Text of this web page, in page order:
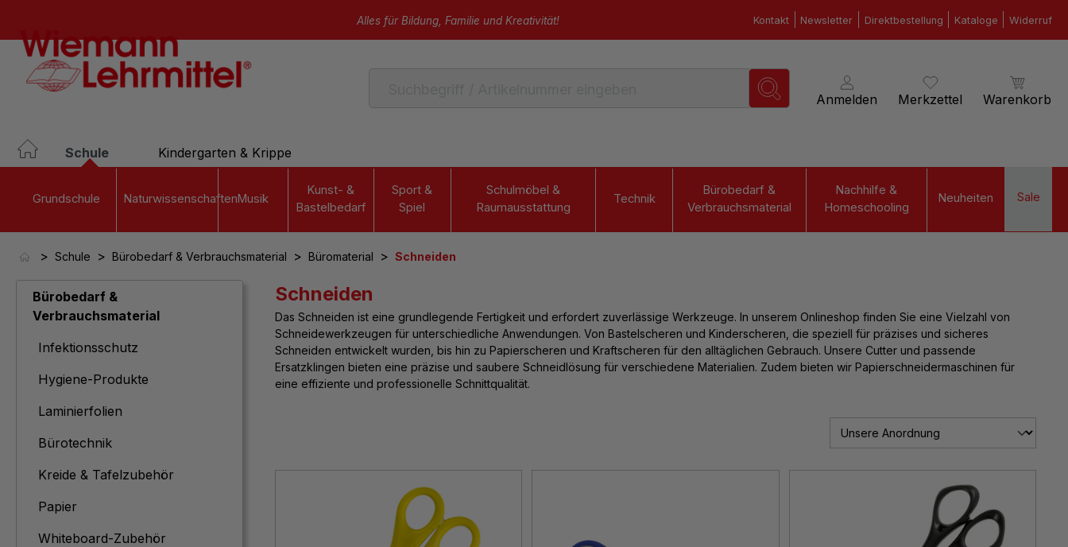
Alles für Bildung, Familie und Kreativität! Kontakt Newsletter Direktbestellung Kataloge Widerruf
Anmelden Merkzettel Warenkorb
Schule Kindergarten & Krippe
Grundschule NaturwissenschaftenMusik
Kunst- &
Bastelbedarf
Sport &
Spiel
Schulmöbel &
Raumausstattung
Technik
Bürobedarf &
Verbrauchsmaterial
Nachhilfe &
Homeschooling
Neuheiten Sale
> Schule > Bürobedarf & Verbrauchsmaterial > Büromaterial > Schneiden
Bürobedarf &
Verbrauchsmaterial
Infektionsschutz
Hygiene-Produkte
Laminierfolien
Bürotechnik
Kreide & Tafelzubehör
Papier
Whiteboard-Zubehör
Schneiden
Das Schneiden ist eine grundlegende Fertigkeit und erfordert zuverlässige Werkzeuge. In unserem Onlineshop finden Sie eine Vielzahl von
Schneidewerkzeugen für unterschiedliche Anwendungen. Von Bastelscheren und Kinderscheren, die speziell für präzises und sicheres
Schneiden entwickelt wurden, bis hin zu Papierscheren und Kraftscheren für den alltäglichen Gebrauch. Unsere Cutter und passende
Ersatzklingen bieten eine präzise und saubere Schneidlösung für verschiedene Materialien. Zudem bieten wir Papierschneidermaschinen für
eine effiziente und professionelle Schnittqualität.